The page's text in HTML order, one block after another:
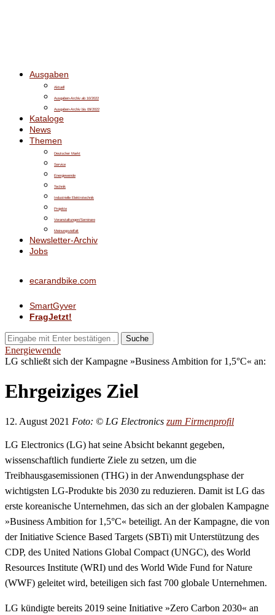
Ausgaben
Aktuell
Ausgaben-Archiv ab 10/2022
Ausgaben-Archiv bis 09/2022
Kataloge
News
Themen
Deutscher Markt
Service
Energiewende
Technik
Industrielle Elektrotechnik
Projekte
Veranstaltungen/Seminare
Meinungsvielfalt
Newsletter-Archiv
Jobs
ecarandbike.com
SmartGyver
FragJetzt!
Suche
Energiewende
LG schließt sich der Kampagne »Business Ambition for 1,5°C« an:
Ehrgeiziges Ziel
12. August 2021 Foto: © LG Electronics zum Firmenprofil
LG Electronics (LG) hat seine Absicht bekannt gegeben,
wissenschaftlich fundierte Ziele zu setzen, um die
Treibhausgasemissionen (THG) in der Anwendungsphase der
wichtigsten LG-Produkte bis 2030 zu reduzieren. Damit ist LG das
erste koreanische Unternehmen, das sich an der globalen Kampagne
»Business Ambition for 1,5°C« beteiligt. An der Kampagne, die von
der Initiative Science Based Targets (SBTi) mit Unterstützung des
CDP, des United Nations Global Compact (UNGC), des World
Resources Institute (WRI) und des World Wide Fund for Nature
(WWF) geleitet wird, beteiligen sich fast 700 globale Unternehmen.
LG kündigte bereits 2019 seine Initiative »Zero Carbon 2030« an